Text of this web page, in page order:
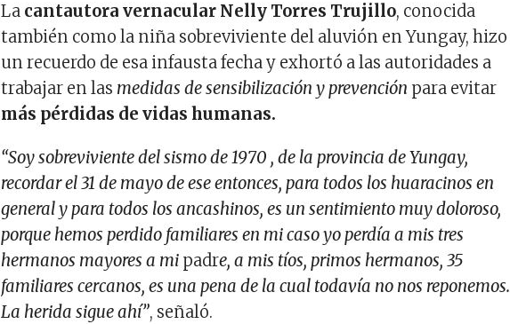
La cantautora vernacular Nelly Torres Trujillo, conocida
también como la niña sobreviviente del aluvión en Yungay, hizo
un recuerdo de esa infausta fecha y exhortó a las autoridades a
trabajar en las medidas de sensibilización y prevención para evitar
más pérdidas de vidas humanas.
“Soy sobreviviente del sismo de 1970 , de la provincia de Yungay,
recordar el 31 de mayo de ese entonces, para todos los huaracinos en
general y para todos los ancashinos, es un sentimiento muy doloroso,
porque hemos perdido familiares en mi caso yo perdía a mis tres
hermanos mayores a mi padre, a mis tíos, primos hermanos, 35
familiares cercanos, es una pena de la cual todavía no nos reponemos.
La herida sigue ahí”, señaló.